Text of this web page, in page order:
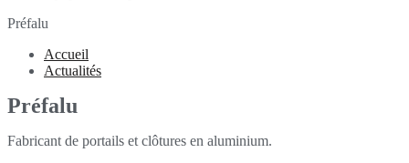
Préfalu
Accueil
Actualités
Préfalu
Fabricant de portails et clôtures en aluminium.